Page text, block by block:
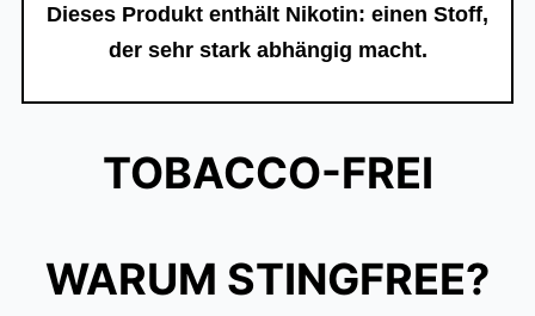
Dieses Produkt enthält Nikotin: einen Stoff,
der sehr stark abhängig macht.
TOBACCO-FREI
WARUM STINGFREE?